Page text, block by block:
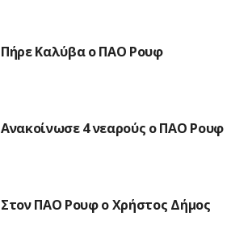
Πήρε Καλύβα ο ΠΑΟ Ρουφ
Ανακοίνωσε 4 νεαρούς ο ΠΑΟ Ρουφ
Στον ΠΑΟ Ρουφ ο Χρήστος Δήμος